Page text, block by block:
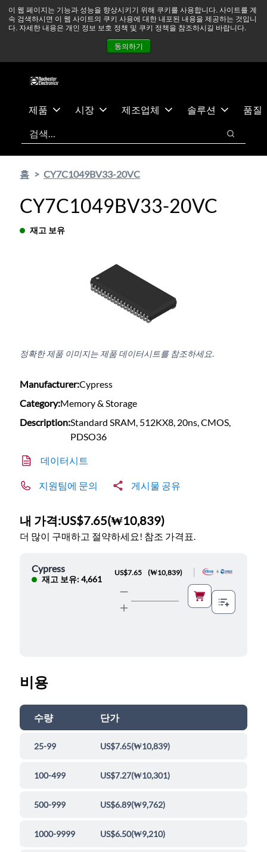
이 웹 페이지는 기능과 성능을 향상시키기 위해 쿠키를 사용합니다. 사이트를 계
속 검색하시면 이 웹 사이트의 쿠키 사용에 대한 내포된 내용을 제공하는 것입니
다. 자세한 내용은 개인 정보 보호 정책 및 쿠키 정책을 참조하시길 바랍니다.
동의하기
츠
건
중동 지역 상황을 지속적으로 주시하고 있으며, 모든 서비스는
정상적으로 운영되고 있습니다. 더 읽어보기 →
뉴스
문의하기
제품 시장 제조업체 솔루션
품질
검색
검색
홈 CY7C1049BV33-20VC
CY7C1049BV33-20VC
재고 보유
정확한 제품 이미지는 제품 데이터시트를 참조하세요.
Manufacturer:Cypress
Category:Memory & Storage
Description:Standard SRAM, 512KX8, 20ns, CMOS,
PDSO36
데이터시트
지원팀에 문의 게시물 공유
내 가격:US$7.65(₩10,839)
더 많이 구매하고 절약하세요! 참조 가격표.
Cypress
재고 보유: 4,661
US$7.65 (₩10,839)
비용
수량 단가
25-99 US$7.65(₩10,839)
100-499 US$7.27(₩10,301)
500-999 US$6.89(₩9,762)
1000-9999 US$6.50(₩9,210)